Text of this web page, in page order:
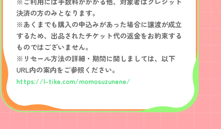
決済の方のみとなります。
※あくまでも購入の申込みがあった場合に譲渡が成立
するため、出品されたチケット代の返金をお約束する
ものではございません。
※リセール方法の詳細・期間に関しましては、以下
URL内の案内をご参照ください。
https://l-tike.com/momosuzunene/